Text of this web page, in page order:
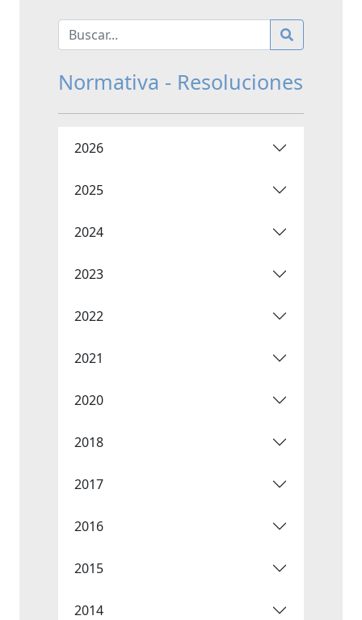
Normativa - Resoluciones
2026
2025
2024
2023
2022
2021
2020
2018
2017
2016
2015
2014